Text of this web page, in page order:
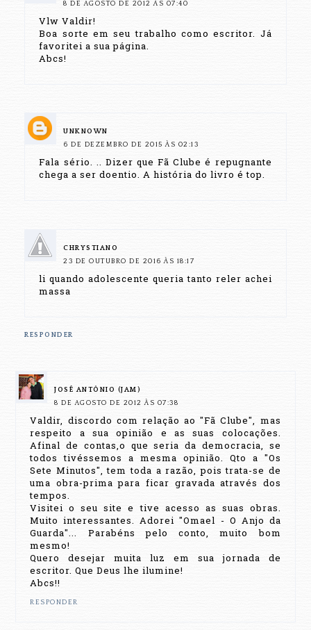
8 DE AGOSTO DE 2012 ÀS 07:40
Vlw Valdir!
Boa sorte em seu trabalho como escritor. Já
favoritei a sua página.
Abcs!
UNKNOWN
6 DE DEZEMBRO DE 2015 ÀS 02:13
Fala sério. .. Dizer que Fã Clube é repugnante
chega a ser doentio. A história do livro é top.
CHRYSTIANO
23 DE OUTUBRO DE 2016 ÀS 18:17
li quando adolescente queria tanto reler achei
massa
RESPONDER
JOSÉ ANTÔNIO (JAM)
8 DE AGOSTO DE 2012 ÀS 07:38
Valdir, discordo com relação ao "Fã Clube", mas
respeito a sua opinião e as suas colocações.
Afinal de contas,o que seria da democracia, se
todos tivéssemos a mesma opinião. Qto a "Os
Sete Minutos", tem toda a razão, pois trata-se de
uma obra-prima para ficar gravada através dos
tempos.
Visitei o seu site e tive acesso as suas obras.
Muito interessantes. Adorei "Omael - O Anjo da
Guarda"... Parabéns pelo conto, muito bom
mesmo!
Quero desejar muita luz em sua jornada de
escritor. Que Deus lhe ilumine!
Abcs!!
RESPONDER